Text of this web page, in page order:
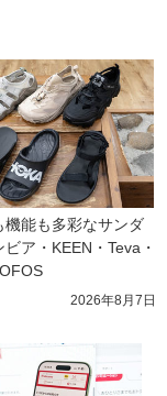
機能も多彩なサンダ
ビア・KEEN・Teva・
2026年8月7日